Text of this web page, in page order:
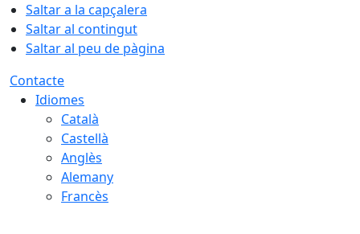
Saltar a la capçalera
Saltar al contingut
Saltar al peu de pàgina
Contacte
Idiomes
Català
Castellà
Anglès
Alemany
Francès